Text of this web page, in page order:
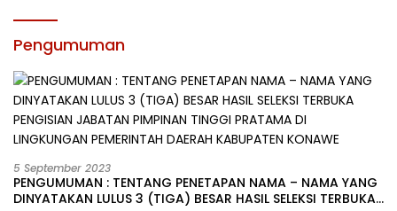
Pengumuman
5 September 2023
PENGUMUMAN : TENTANG PENETAPAN NAMA – NAMA YANG
DINYATAKAN LULUS 3 (TIGA) BESAR HASIL SELEKSI TERBUKA